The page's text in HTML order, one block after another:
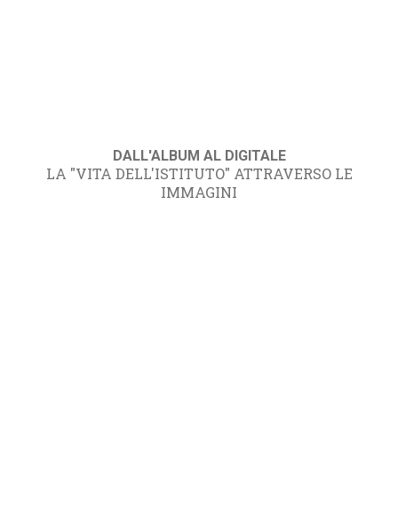
DALL'ALBUM AL DIGITALE
LA "VITA DELL'ISTITUTO" ATTRAVERSO LE
IMMAGINI